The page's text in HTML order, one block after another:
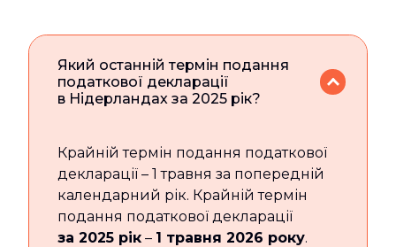
Який останній термін подання
податкової декларації
в Нідерландах за 2025 рік?
Крайній термін подання податкової
декларації – 1 травня за попередній
календарний рік. Крайній термін
подання податкової декларації
за 2025 рік – 1 травня 2026 року.